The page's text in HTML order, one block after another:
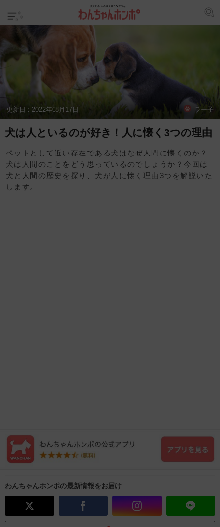
更新日： 2022年08月17日 ラー子
犬は人といるのが好き！人に懐く3つの理由
ペットとして近い存在である犬はなぜ人間に懐くのか？
犬は人間のことをどう思っているのでしょうか？今回は
犬と人間の歴史を探り、犬が人に懐く理由3つを解説いた
します。
わんちゃんホンポの最新情報をお届け